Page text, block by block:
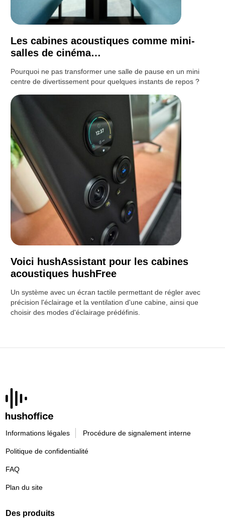
Les cabines acoustiques comme mini-
salles de cinéma…
Pourquoi ne pas transformer une salle de pause en un mini
centre de divertissement pour quelques instants de repos ?
Voici hushAssistant pour les cabines
acoustiques hushFree
Un système avec un écran tactile permettant de régler avec
précision l'éclairage et la ventilation d'une cabine, ainsi que
choisir des modes d'éclairage prédéfinis.
Informations légales Procédure de signalement interne
Politique de confidentialité
FAQ
Plan du site
Des produits